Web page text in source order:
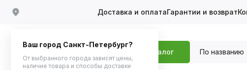
Доставка и оплатаГарантии и возврат
Каталог По названию
Ваш город Санкт-Петербург?
От выбранного города зависят цены,
наличие товара и способы доставки